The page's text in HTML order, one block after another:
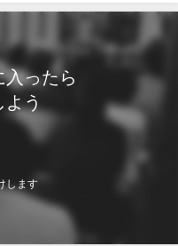
入ったら
う
します